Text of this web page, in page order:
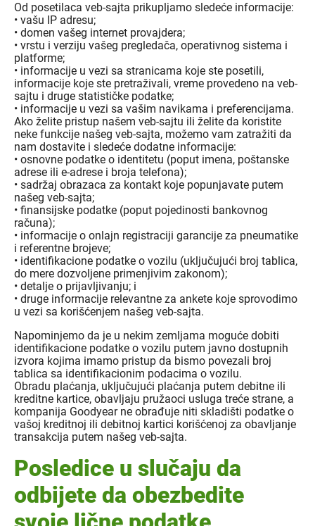
Od posetilaca veb-sajta prikupljamo sledeće informacije:
• vašu IP adresu;
• domen vašeg internet provajdera;
• vrstu i verziju vašeg pregledača, operativnog sistema i
platforme;
• informacije u vezi sa stranicama koje ste posetili,
informacije koje ste pretraživali, vreme provedeno na veb-
sajtu i druge statističke podatke;
• informacije u vezi sa vašim navikama i preferencijama.
Ako želite pristup našem veb-sajtu ili želite da koristite
neke funkcije našeg veb-sajta, možemo vam zatražiti da
nam dostavite i sledeće dodatne informacije:
• osnovne podatke o identitetu (poput imena, poštanske
adrese ili e-adrese i broja telefona);
• sadržaj obrazaca za kontakt koje popunjavate putem
našeg veb-sajta;
• finansijske podatke (poput pojedinosti bankovnog
računa);
• informacije o onlajn registraciji garancije za pneumatike
i referentne brojeve;
• identifikacione podatke o vozilu (uključujući broj tablica,
do mere dozvoljene primenjivim zakonom);
• detalje o prijavljivanju; i
• druge informacije relevantne za ankete koje sprovodimo
u vezi sa korišćenjem našeg veb-sajta.
Napominjemo da je u nekim zemljama moguće dobiti
identifikacione podatke o vozilu putem javno dostupnih
izvora kojima imamo pristup da bismo povezali broj
tablica sa identifikacionim podacima o vozilu.
Obradu plaćanja, uključujući plaćanja putem debitne ili
kreditne kartice, obavljaju pružaoci usluga treće strane, a
kompanija Goodyear ne obrađuje niti skladišti podatke o
vašoj kreditnoj ili debitnoj kartici korišćenoj za obavljanje
transakcija putem našeg veb-sajta.
Posledice u slučaju da
odbijete da obezbedite